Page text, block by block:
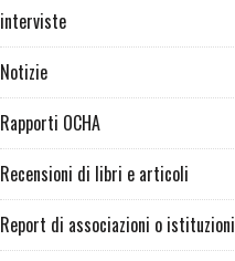
interviste
Notizie
Rapporti OCHA
Recensioni di libri e articoli
Report di associazioni o istituzioni